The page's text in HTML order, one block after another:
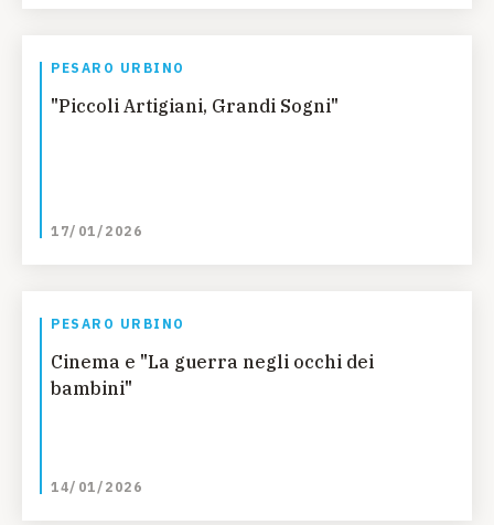
PESARO URBINO
"Piccoli Artigiani, Grandi Sogni"
17/01/2026
PESARO URBINO
Cinema e "La guerra negli occhi dei
bambini"
14/01/2026